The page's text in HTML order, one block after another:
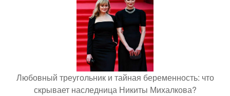
Любовный треугольник и тайная беременность: что
скрывает наследница Никиты Михалкова?